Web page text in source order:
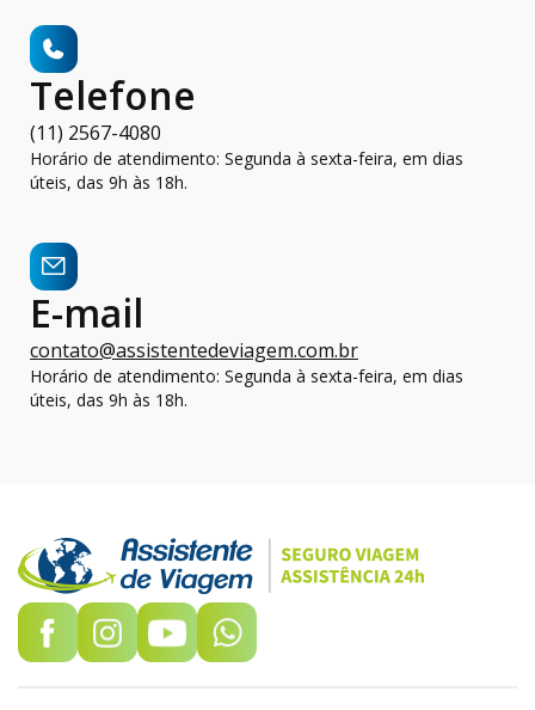
Telefone
(11) 2567-4080
Horário de atendimento: Segunda à sexta-feira, em dias
úteis, das 9h às 18h.
E-mail
contato@assistentedeviagem.com.br
Horário de atendimento: Segunda à sexta-feira, em dias
úteis, das 9h às 18h.